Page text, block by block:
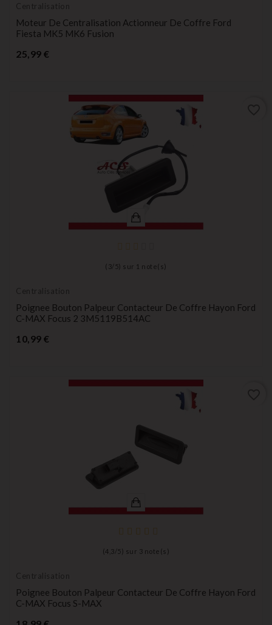
Centralisation
Moteur De Centralisation Actionneur De Coffre Ford
Fiesta MK5 MK6 Fusion
25,99 €
( 3/ 5) sur 1 note(s)
Centralisation
Poignee Bouton Palpeur Contacteur De Coffre Hayon Ford
C-MAX Focus 2 3M5119B514AC
10,99 €
(4,3 / 5) sur 3 note(s)
Centralisation
Poignee Bouton Palpeur Contacteur De Coffre Hayon Ford
C-MAX Focus S-MAX